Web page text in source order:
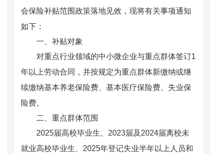
会保险补贴范围政策落地见效，现将有关事项通知
如下：
一、补贴对象
对重点行业领域的中小微企业与重点群体签订1
年以上劳动合同，并按规定为重点群体新缴纳或继
续缴纳基本养老保险费、基本医疗保险费、失业保
险费。
二、重点群体范围
2025届高校毕业生、2023届及2024届离校未
就业高校毕业生、2025年登记失业半年以上人员和